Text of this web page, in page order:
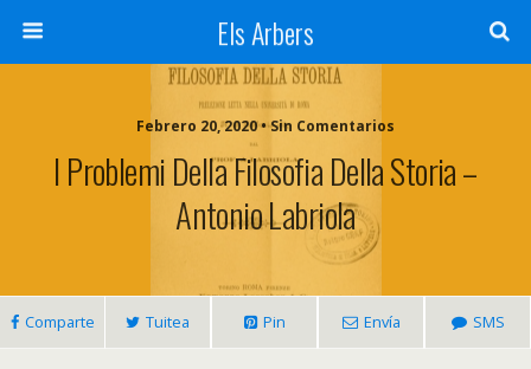
Els Arbers
Febrero 20, 2020 • Sin Comentarios
I Problemi Della Filosofia Della Storia –
Antonio Labriola
Comparte Tuitea Pin Envía SMS